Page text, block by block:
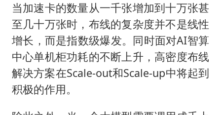
当加速卡的数量从一千张增加到十万张甚
至几十万张时，布线的复杂度并不是线性
增长，而是指数级爆发。同时面对AI智算
中心单机柜功耗的不断上升，高密度布线
解决方案在Scale-out和Scale-up中将起到
积极的作用。